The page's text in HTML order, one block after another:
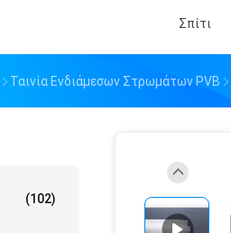
Σπίτι
Ταινία Ενδιάμεσων Στρωμάτων PVB
(102)